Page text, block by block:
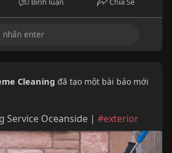
Cleaning đã tạo một bài báo mới
Service Oceanside | #exterior